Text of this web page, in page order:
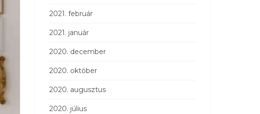
2021. február
2021. január
2020. december
2020. október
2020. augusztus
2020. július